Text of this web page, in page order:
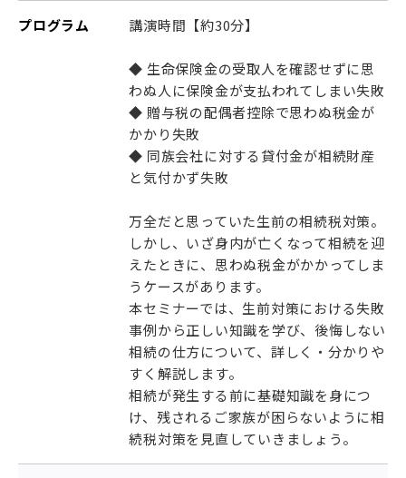
プログラム 講演時間【約30分】
◆ 生命保険金の受取人を確認せずに思
わぬ人に保険金が支払われてしまい失敗
◆ 贈与税の配偶者控除で思わぬ税金が
かかり失敗
◆ 同族会社に対する貸付金が相続財産
と気付かず失敗
万全だと思っていた生前の相続税対策。
しかし、いざ身内が亡くなって相続を迎
えたときに、思わぬ税金がかかってしま
うケースがあります。
本セミナーでは、生前対策における失敗
事例から正しい知識を学び、後悔しない
相続の仕方について、詳しく・分かりや
すく解説します。
相続が発生する前に基礎知識を身につ
け、残されるご家族が困らないように相
続税対策を見直していきましょう。